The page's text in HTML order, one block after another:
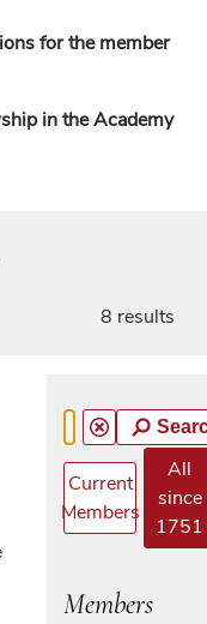
for the member
in the Academy
8 results
Current
Members
All
since
1751
Members